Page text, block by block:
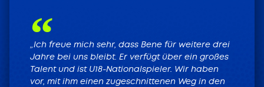
„Ich freue mich sehr, dass Bene für weitere drei
Jahre bei uns bleibt. Er verfügt über ein großes
Talent und ist U18-Nationalspieler. Wir haben
vor, mit ihm einen zugeschnittenen Weg in den